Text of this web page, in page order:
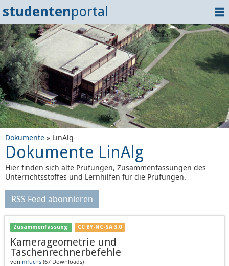
studentenportal
Home
Dokumente
Events
? Tipps
Login
Dokumente » LinAlg
Dokumente LinAlg
Hier finden sich alte Prüfungen, Zusammenfassungen des
Unterrichtsstoffes und Lernhilfen für die Prüfungen.
RSS Feed abonnieren
Zusammenfassung CC BY-NC-SA 3.0
Kamerageometrie und
Taschenrechnerbefehle
von mfuchs (67 Downloads)